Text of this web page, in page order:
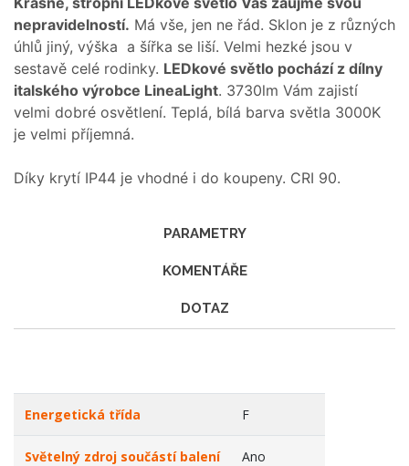
nepravidelností. Má vše, jen ne řád. Sklon je z různých
úhlů jiný, výška a šířka se liší. Velmi hezké jsou v
sestavě celé rodinky. LEDkové světlo pochází z dílny
italského výrobce LineaLight. 3730lm Vám zajistí
velmi dobré osvětlení. Teplá, bílá barva světla 3000K
je velmi příjemná.
Díky krytí IP44 je vhodné i do koupeny. CRI 90.
PARAMETRY
KOMENTÁŘE
DOTAZ
Energetická třída F
Světelný zdroj součástí balení Ano